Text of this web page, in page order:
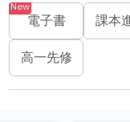
電子書
課本
高一先修